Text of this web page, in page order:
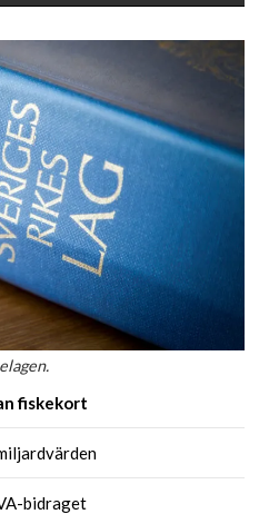
fiskekort
bidraget